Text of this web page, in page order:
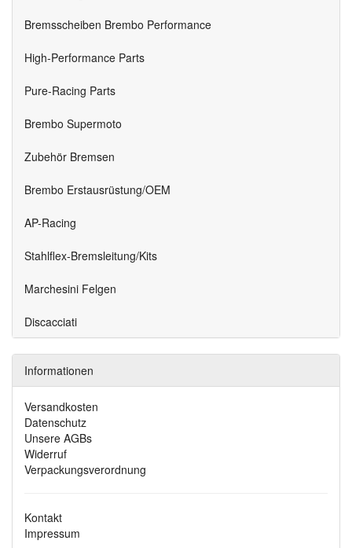
Bremsscheiben Brembo Performance
High-Performance Parts
Pure-Racing Parts
Brembo Supermoto
Zubehör Bremsen
Brembo Erstausrüstung/OEM
AP-Racing
Stahlflex-Bremsleitung/Kits
Marchesini Felgen
Discacciati
Informationen
Versandkosten
Datenschutz
Unsere AGBs
Widerruf
Verpackungsverordnung
Kontakt
Impressum